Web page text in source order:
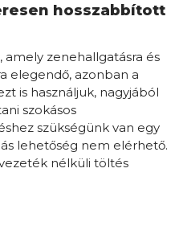
hosszabbított
amely zenehallgatásra és
elegendő, azonban a
is használjuk, nagyjából
szokásos
szükségünk van egy
lehetőség nem elérhető.
nélküli töltés